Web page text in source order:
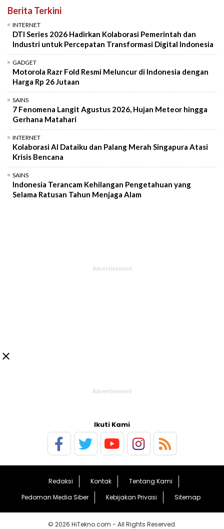
Berita Terkini
INTERNET
DTI Series 2026 Hadirkan Kolaborasi Pemerintah dan
Industri untuk Percepatan Transformasi Digital Indonesia
GADGET
Motorola Razr Fold Resmi Meluncur di Indonesia dengan
Harga Rp 26 Jutaan
SAINS
7 Fenomena Langit Agustus 2026, Hujan Meteor hingga
Gerhana Matahari
INTERNET
Kolaborasi AI Dataiku dan Palang Merah Singapura Atasi
Krisis Bencana
SAINS
Indonesia Terancam Kehilangan Pengetahuan yang
Selama Ratusan Tahun Menjaga Alam

Ikuti Kami
Redaksi Kontak
Tentang Kami
Pedoman Media Siber
Kebijakan Privasi Sitemap
© 2026 HiTekno.com - All Rights Reserved.